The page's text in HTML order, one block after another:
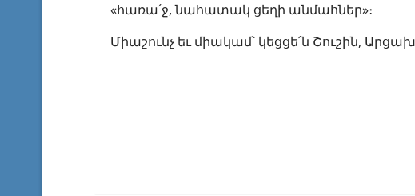
«հառա՛ջ, նահատակ ցեղի անմահներ»։
Միաշունչ եւ միակամ՝ կեցցե՛ն Շուշին,